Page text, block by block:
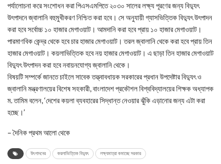
পর্যালোচনা করে সংশোধন করা পিএসএমপিতে ২০৩০ সালের লক্ষ্য পূরণের জন্য বিদ্যুৎ
উৎপাদনে জ্বালানি বহুমুখীকরণ নিশ্চিত করা হবে। সে অনুযায়ী গ্যাসভিত্তিক বিদ্যুৎ উৎপাদন
করা হবে সর্বোচ্চ ১০ হাজার মেগাওয়াট। আমদানি করা হবে প্রায় ১০ হাজার মেগাওয়াট।
পারমাণবিক কেন্দ্র থেকে হবে চার হাজার মেগাওয়াট। তরল জ্বালানি থেকে করা হবে প্রায় তিন
হাজার মেগাওয়াট। কয়লাভিত্তিক হবে নয় হাজার মেগাওয়াট। এ ছাড়া তিন হাজার মেগাওয়াট
বিদ্যুৎ উৎপাদন করা হবে নবায়নযোগ্য জ্বালানি থেকে।
বিষয়টি সম্পর্কে জানতে চাইলে সাবেক তত্ত্বাবধায়ক সরকারের প্রধান উপদেষ্টার বিদ্যুৎ ও
জ্বালানি মন্ত্রণালয়ের বিশেষ সহকারী, বাংলাদেশ প্রকৌশল বিশ্ববিদ্যালয়ের শিক্ষক অধ্যাপক
ম. তামিম বলেন, ‘দেশের কয়লা ব্যবহারের সিদ্ধান্ত নেওয়ার ঝুঁকি এড়ানোর জন্য এটা করা
হচ্ছে।’
– দৈনিক প্রথম আলো থেকে
উৎপাদনের কয়লাভিত্তিক বিদ্যুৎ লক্ষ্যমাত্রা কমাচ্ছে সরকার